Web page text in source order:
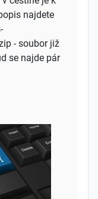
najdete
- soubor již
se najde pár